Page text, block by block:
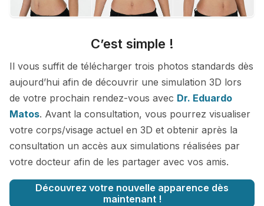
C’est simple !
Il vous suffit de télécharger trois photos standards dès
aujourd’hui afin de découvrir une simulation 3D lors
de votre prochain rendez-vous avec Dr. Eduardo
Matos. Avant la consultation, vous pourrez visualiser
votre corps/visage actuel en 3D et obtenir après la
consultation un accès aux simulations réalisées par
votre docteur afin de les partager avec vos amis.
Découvrez votre nouvelle apparence dès
maintenant !